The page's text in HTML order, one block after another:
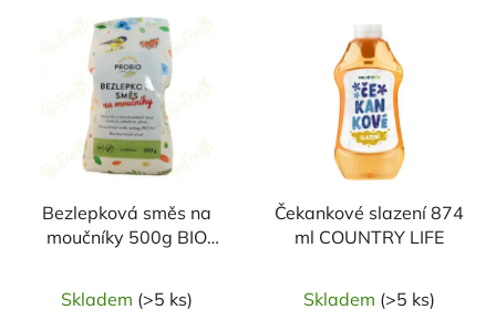
Bezlepková směs na
moučníky 500g BIO
Skladem (>5 ks)
Čekankové slazení 874
ml COUNTRY LIFE
Skladem (>5 ks)